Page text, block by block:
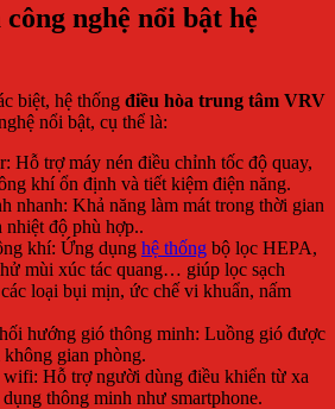
nghệ nổi bật hệ
biệt, hệ thống điều hòa trung tâm VRV
nổi bật, cụ thể là:
Hỗ trợ máy nén điều chỉnh tốc độ quay,
khí ổn định và tiết kiệm điện năng.
nhanh: Khả năng làm mát trong thời gian
nhiệt độ phù hợp..
khí: Ứng dụng hệ thống bộ lọc HEPA,
mùi xúc tác quang… giúp lọc sạch
loại bụi mịn, ức chế vi khuẩn, nấm
hướng gió thông minh: Luồng gió được
gian phòng.
wifi: Hỗ trợ người dùng điều khiển từ xa
thông minh như smartphone.